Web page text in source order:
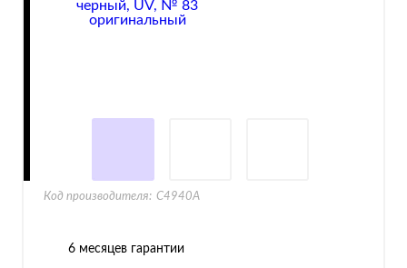
Код производителя: C4940A
6 месяцев гарантии